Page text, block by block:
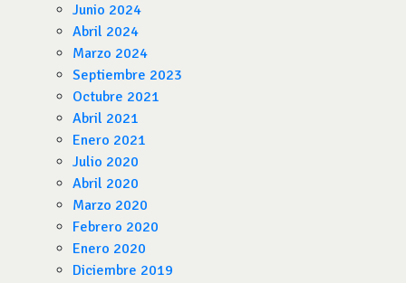
Junio 2024
Abril 2024
Marzo 2024
Septiembre 2023
Octubre 2021
Abril 2021
Enero 2021
Julio 2020
Abril 2020
Marzo 2020
Febrero 2020
Enero 2020
Diciembre 2019